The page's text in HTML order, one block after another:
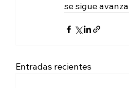
se sigue
Entradas recientes